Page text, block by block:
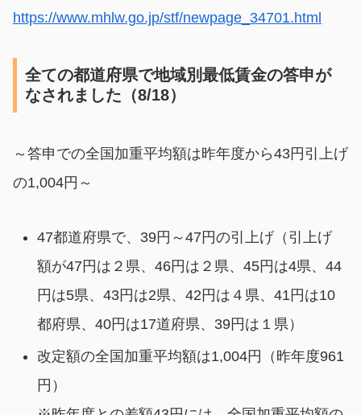
https://www.mhlw.go.jp/stf/newpage_34701.html
全ての都道府県で地域別最低賃金の答申が
なされました（8/18）
～答申での全国加重平均額は昨年度から43円引上げ
の1,004円～
47都道府県で、39円～47円の引上げ（引上げ
額が47円は２県、46円は２県、45円は4県、44
円は5県、43円は2県、42円は４県、41円は10
都府県、40円は17道府県、39円は１県）
改定額の全国加重平均額は1,004円（昨年度961
円）